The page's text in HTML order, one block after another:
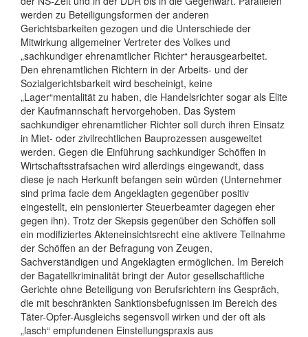
werden zu Beteiligungsformen der anderen
Gerichtsbarkeiten gezogen und die Unterschiede der
Mitwirkung allgemeiner Vertreter des Volkes und
„sachkundiger ehrenamtlicher Richter“ herausgearbeitet.
Den ehrenamtlichen Richtern in der Arbeits- und der
Sozialgerichtsbarkeit wird bescheinigt, keine
„Lager“mentalität zu haben, die Handelsrichter sogar als Elite
der Kaufmannschaft hervorgehoben. Das System
sachkundiger ehrenamtlicher Richter soll durch ihren Einsatz
in Miet- oder zivilrechtlichen Bauprozessen ausgeweitet
werden. Gegen die Einführung sachkundiger Schöffen in
Wirtschaftsstrafsachen wird allerdings eingewandt, dass
diese je nach Herkunft befangen sein würden (Unternehmer
sind prima facie dem Angeklagten gegenüber positiv
eingestellt, ein pensionierter Steuerbeamter dagegen eher
gegen ihn). Trotz der Skepsis gegenüber den Schöffen soll
ein modifiziertes Akteneinsichtsrecht eine aktivere Teilnahme
der Schöffen an der Befragung von Zeugen,
Sachverständigen und Angeklagten ermöglichen. Im Bereich
der Bagatellkriminalität bringt der Autor gesellschaftliche
Gerichte ohne Beteiligung von Berufsrichtern ins Gespräch,
die mit beschränkten Sanktionsbefugnissen im Bereich des
Täter-Opfer-Ausgleichs segensvoll wirken und der oft als
„lasch“ empfundenen Einstellungspraxis aus